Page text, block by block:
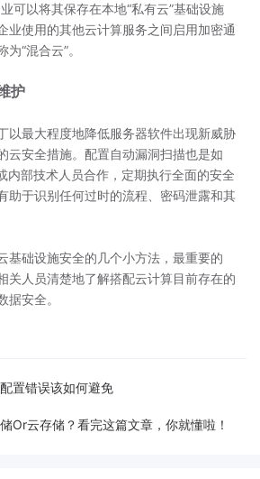
可以将其保存在本地“私有云”基础设施
业使用的其他云计算服务之间启用加密通
“混合云”。
护
以最大程度地降低服务器软件出现新威胁
云安全措施。配置自动漏洞扫描也是如
内部技术人员合作，定期执行全面的安全
助于识别任何过时的流程、密码泄露和其
基础设施安全的几个小方法，最重要的
关人员清楚地了解搭配云计算目前存在的
据安全。
置错误该如何避免
Or云存储？看完这篇文章，你就懂啦！